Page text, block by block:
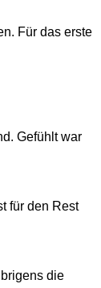
Für das erste
Gefühlt war
für den Rest
die